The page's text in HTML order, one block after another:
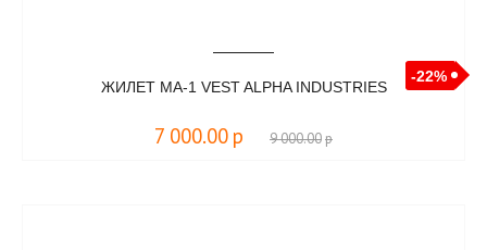
-22%
ЖИЛЕТ MA-1 VEST ALPHA INDUSTRIES
7 000.00 р 9 000.00р